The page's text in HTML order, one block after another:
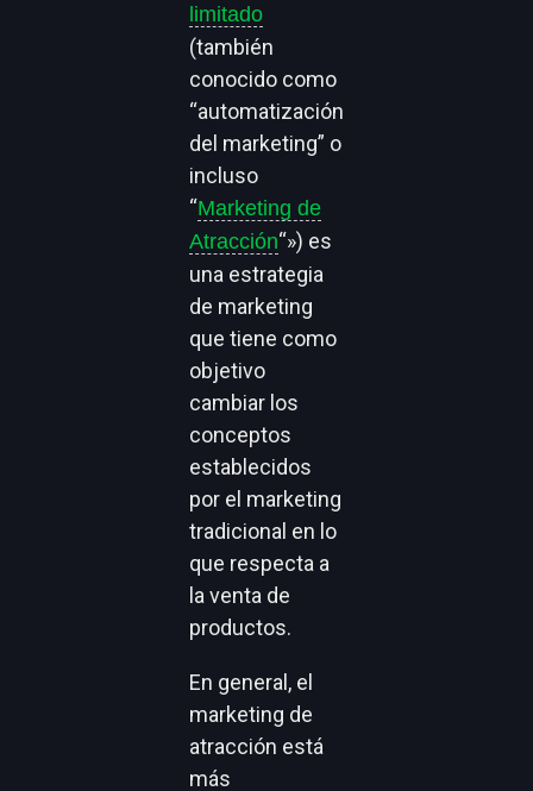
limitado
(también
conocido como
“automatización
del marketing” o
incluso
“Marketing de
Atracción“») es
una estrategia
de marketing
que tiene como
objetivo
cambiar los
conceptos
establecidos
por el marketing
tradicional en lo
que respecta a
la venta de
productos.
En general, el
marketing de
atracción está
más